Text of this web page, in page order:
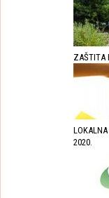
ZAŠTITA
2020.